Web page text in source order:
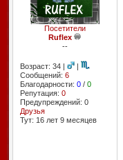
Посетители
Ruflex
--
Возраст: 34 |
|
Сообщений: 6
Благодарности: 0/ 0
Репутация: 0
Предупреждений: 0
Друзья
Тут: 16 лет 9 месяцев